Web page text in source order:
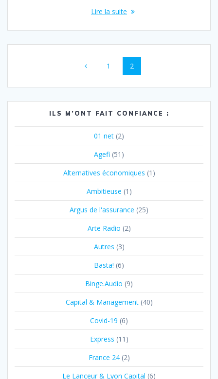
Lire la suite
Page
1 Page
2
ILS M’ONT FAIT CONFIANCE :
01 net (2)
Agefi (51)
Alternatives économiques (1)
Ambitieuse (1)
Argus de l'assurance (25)
Arte Radio (2)
Autres (3)
Basta! (6)
Binge.Audio (9)
Capital & Management(40)
Covid-19 (6)
Express (11)
France 24(2)
Le Lanceur & Lyon Capital (6)